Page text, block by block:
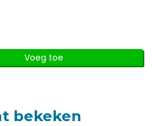
Voeg toe
bekeken